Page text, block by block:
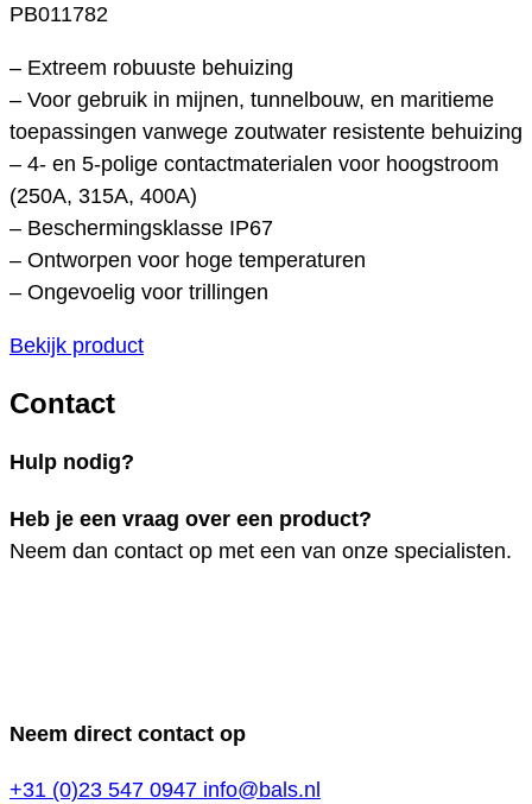
PB011782
– Extreem robuuste behuizing
– Voor gebruik in mijnen, tunnelbouw, en maritieme
toepassingen vanwege zoutwater resistente behuizing
– 4- en 5-polige contactmaterialen voor hoogstroom
(250A, 315A, 400A)
– Beschermingsklasse IP67
– Ontworpen voor hoge temperaturen
– Ongevoelig voor trillingen
Bekijk product
Contact
Hulp nodig?
Heb je een vraag over een product?
Neem dan contact op met een van onze specialisten.
Neem direct contact op
+31 (0)23 547 0947 info@bals.nl